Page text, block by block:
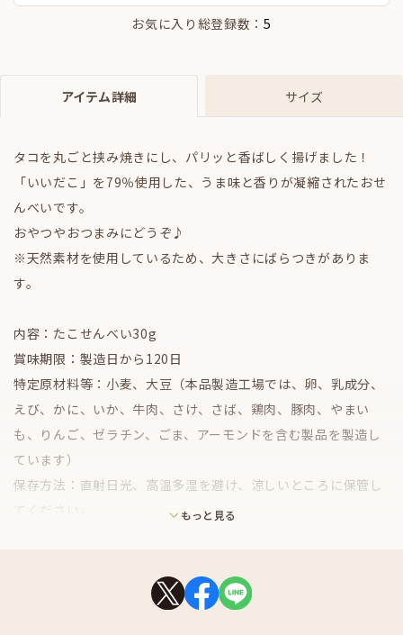
お気に入り総登録数：5
アイテム詳細 サイズ
タコを丸ごと挟み焼きにし、パリッと香ばしく揚げました！
「いいだこ」を79％使用した、うま味と香りが凝縮されたおせ
んべいです。
おやつやおつまみにどうぞ♪
※天然素材を使用しているため、大きさにばらつきがありま
す。
内容：たこせんべい30g
賞味期限：製造日から120日
特定原材料等：小麦、大豆（本品製造工場では、卵、乳成分、
えび、かに、いか、牛肉、さけ、さば、鶏肉、豚肉、やまい
も、りんご、ゼラチン、ごま、アーモンドを含む製品を製造し
ています）
保存方法：直射日光、高温多湿を避け、涼しいところに保管し
もっと見る